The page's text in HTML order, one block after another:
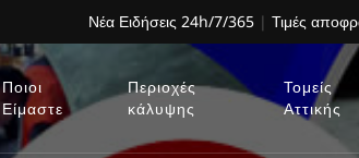
Νέα Ειδήσεις 24h/7/365 | Τιμές
Ποιοι
Είμαστε
Περιοχές
κάλυψης
Τομείς
Αττικής